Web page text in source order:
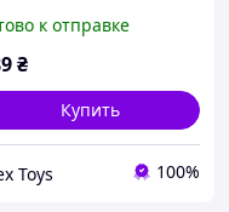
Из 126
|| AlexToys
к отправке
₴
Купить
Toys 100%